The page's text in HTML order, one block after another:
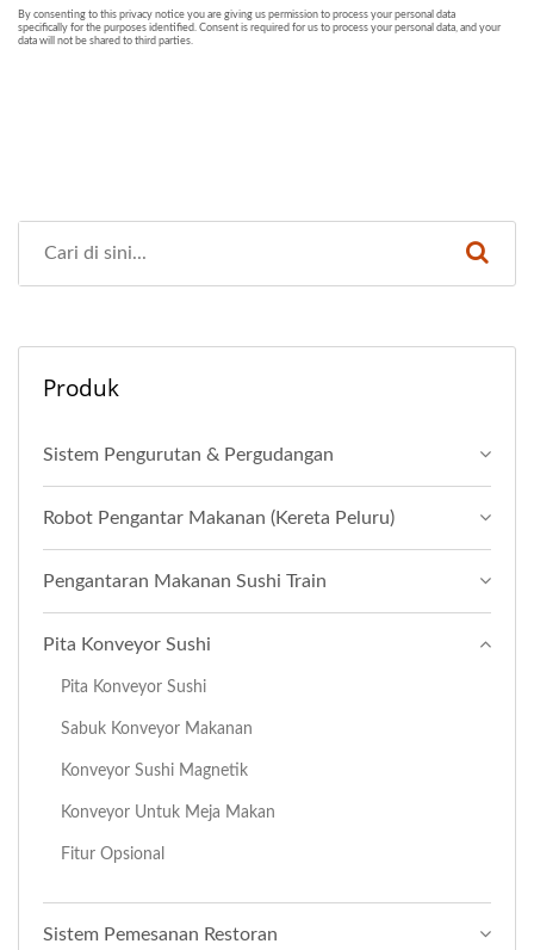
Produk
Sistem Pengurutan & Pergudangan
Robot Pengantar Makanan (Kereta Peluru)
Pengantaran Makanan Sushi Train
Pita Konveyor Sushi
Pita Konveyor Sushi
Sabuk Konveyor Makanan
Konveyor Sushi Magnetik
Konveyor Untuk Meja Makan
Fitur Opsional
Sistem Pemesanan Restoran